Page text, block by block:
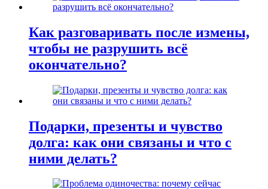
Как разговаривать после измены,
чтобы не разрушить всё
окончательно?
Подарки, презенты и чувство
долга: как они связаны и что с
ними делать?